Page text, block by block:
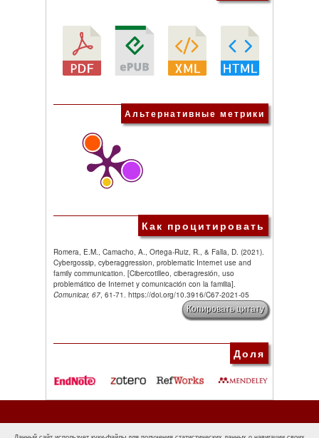
Альтернативные метрики
Как процитировать
Romera, E.M., Camacho, A., Ortega-Ruiz, R., & Falla, D. (2021).
Cybergossip, cyberaggression, problematic Internet use and
family communication. [Cibercotilleo, ciberagresión, uso
problemático de Internet y comunicación con la familia].
Comunicar, 67, 61-71. https://doi.org/10.3916/C67-2021-05
Копировать цитату
Доля